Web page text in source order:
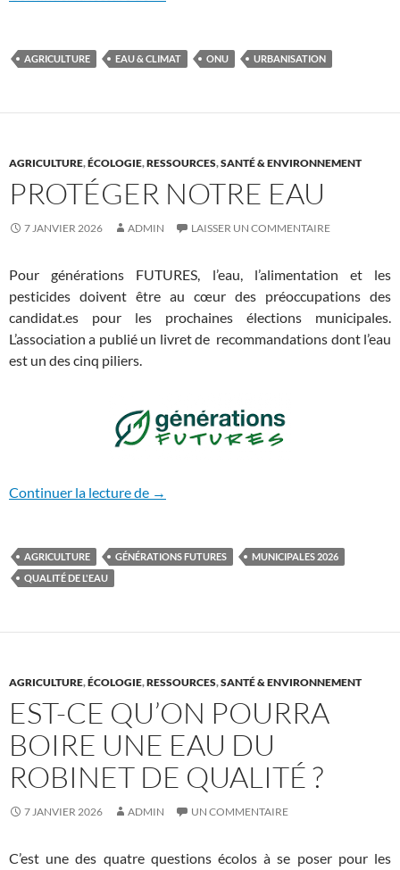
AGRICULTURE EAU & CLIMAT ONU URBANISATION
AGRICULTURE,ÉCOLOGIE,RESSOURCES,SANTÉ & ENVIRONNEMENT
PROTÉGER NOTRE EAU
7 JANVIER 2026 ADMIN LAISSER UN COMMENTAIRE
Pour générations FUTURES, l’eau, l’alimentation et les
pesticides doivent être au cœur des préoccupations des
candidat.es pour les prochaines élections municipales.
L’association a publié un livret de recommandations dont l’eau
est un des cinq piliers.
Continuer la lecture de Protéger notre eau
→
AGRICULTURE GÉNÉRATIONS FUTURES
MUNICIPALES 2026
QUALITÉ DE L'EAU
AGRICULTURE,ÉCOLOGIE,RESSOURCES,SANTÉ & ENVIRONNEMENT
EST-CE QU’ON POURRA
BOIRE UNE EAU DU
ROBINET DE QUALITÉ ?
7 JANVIER 2026 ADMIN UN COMMENTAIRE
C’est une des quatre questions écolos à se poser pour les